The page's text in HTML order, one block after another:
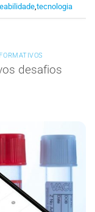
,tecnologia
desafios